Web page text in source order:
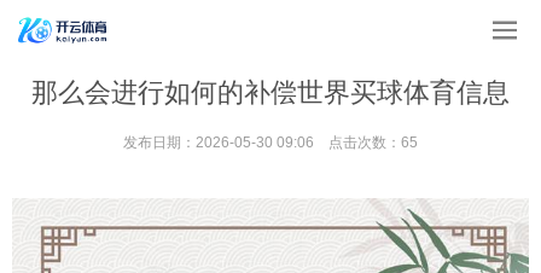
那么会进行如何的补偿世界买球体育信息
发布日期：2026-05-30 09:06 点击次数：65